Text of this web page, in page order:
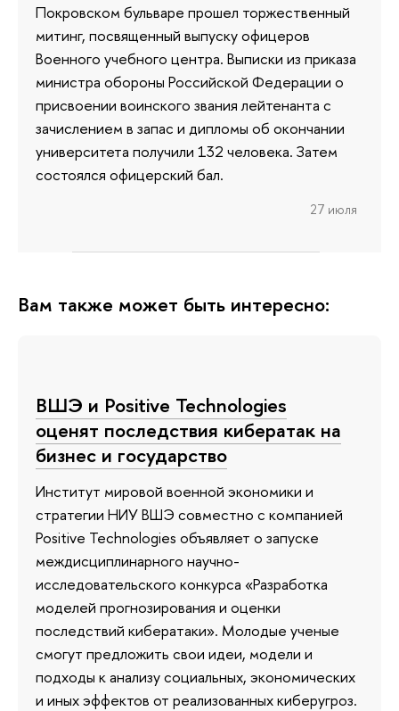
Покровском бульваре прошел торжественный
митинг, посвященный выпуску офицеров
Военного учебного центра. Выписки из приказа
министра обороны Российской Федерации о
присвоении воинского звания лейтенанта с
зачислением в запас и дипломы об окончании
университета получили 132 человека. Затем
состоялся офицерский бал.
27 июля
Вам также может быть интересно:
ВШЭ и Positive Technologies
оценят последствия кибератак на
бизнес и государство
Институт мировой военной экономики и
стратегии НИУ ВШЭ совместно с компанией
Positive Technologies объявляет о запуске
междисциплинарного научно-
исследовательского конкурса «Разработка
моделей прогнозирования и оценки
последствий кибератаки». Молодые ученые
смогут предложить свои идеи, модели и
подходы к анализу социальных, экономических
и иных эффектов от реализованных киберугроз.